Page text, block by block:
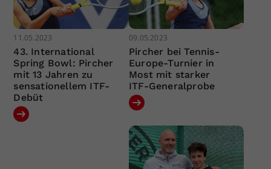
11.05.2023
43. International
Spring Bowl: Pircher
mit 13 Jahren zu
sensationellem ITF-
Debüt
09.05.2023
Pircher bei Tennis-
Europe-Turnier in
Most mit starker
ITF-Generalprobe